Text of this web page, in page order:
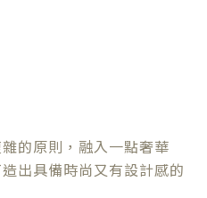
的原則，融入一點奢華
出具備時尚又有設計感的